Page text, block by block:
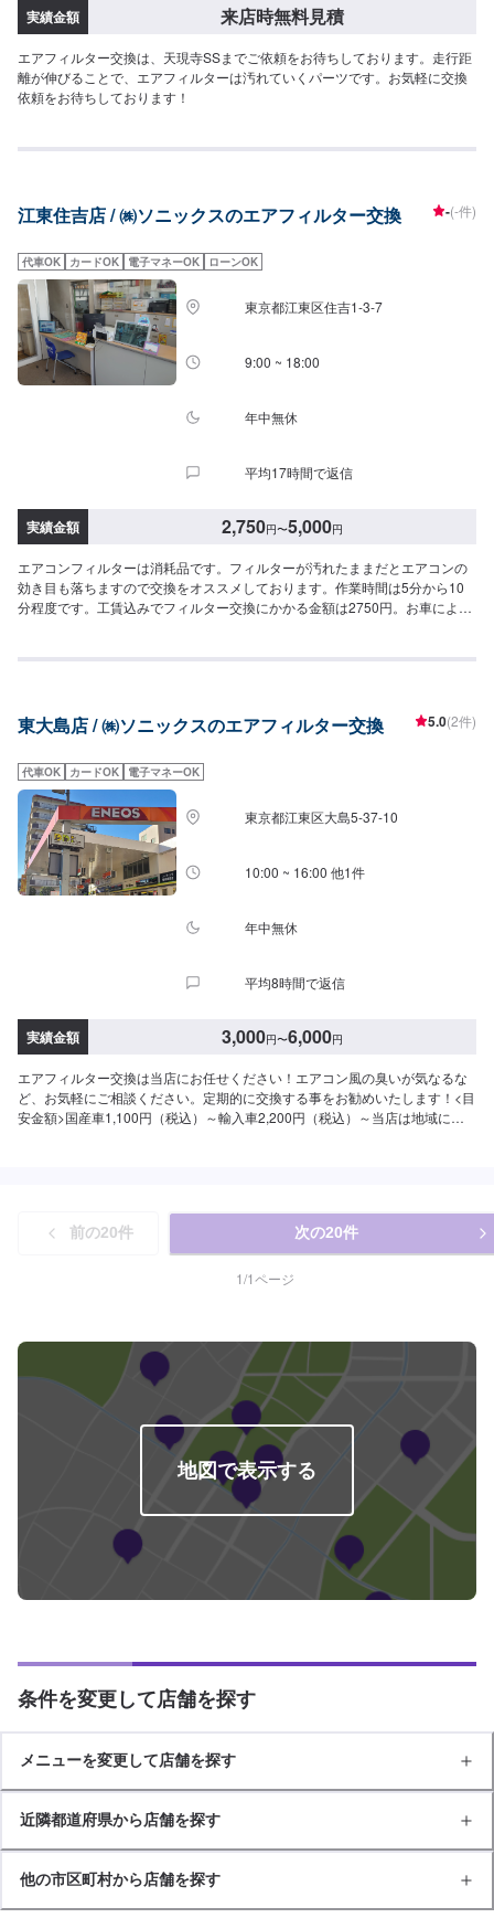
実績金額 来店時無料見積
エアフィルター交換は、天現寺SSまでご依頼をお待ちしております。走行距
離が伸びることで、エアフィルターは汚れていくパーツです。お気軽に交換
依頼をお待ちしております！
江東住吉店 / ㈱ソニックスのエアフィルター交換 -(-件)
代車OK カードOK 電子マネーOK ローンOK
東京都江東区住吉1-3-7
9:00 ~ 18:00
年中無休
平均17時間で返信
実績金額 2,750円〜5,000円
エアコンフィルターは消耗品です。フィルターが汚れたままだとエアコンの
効き目も落ちますので交換をオススメしております。作業時間は5分から10
分程度です。工賃込みでフィルター交換にかかる金額は2750円。お車によっ
ちろん、併せてレンタカー業務も行っていいます。特にオイル交換、バッテ
ンスは是非当店にお任せください。
東大島店 / ㈱ソニックスのエアフィルター交換 5.0(2件)
代車OK カードOK 電子マネーOK
東京都江東区大島5-37-10
10:00 ~ 16:00 他1件
年中無休
平均8時間で返信
実績金額 3,000円〜6,000円
エアフィルター交換は当店にお任せください！エアコン風の臭いが気なるな
ど、お気軽にご相談ください。定期的に交換する事をお勧めいたします！<目
安金額>国産車1,100円（税込）～輸入車2,200円（税込）～当店は地域に根
前の20件 次の20件
1/1ページ
地図で表示する
条件を変更して店舗を探す
メニューを変更して店舗を探す
近隣都道府県から店舗を探す
他の市区町村から店舗を探す